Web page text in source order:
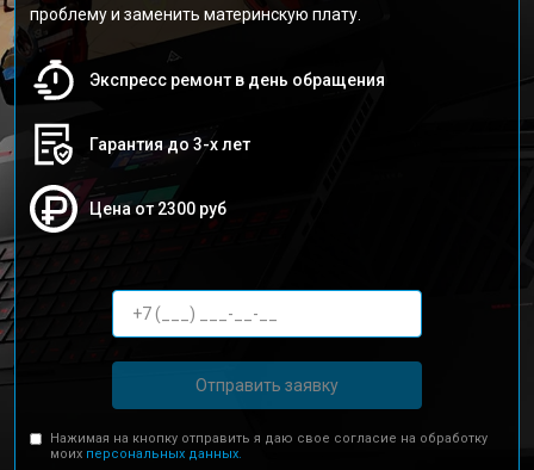
проблему и заменить материнскую плату.
Экспресс ремонт в день обращения
Гарантия до 3-х лет
Цена от 2300 руб
Отправить заявку
Нажимая на кнопку отправить я даю свое согласие на обработку
моих персональных данных.